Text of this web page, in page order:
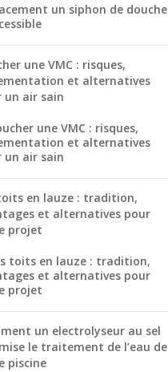
une VMC : risques,
et alternatives
un air sain
en lauze : tradition,
et alternatives pour
projet
un electrolyseur au sel
le traitement de l’eau de
piscine